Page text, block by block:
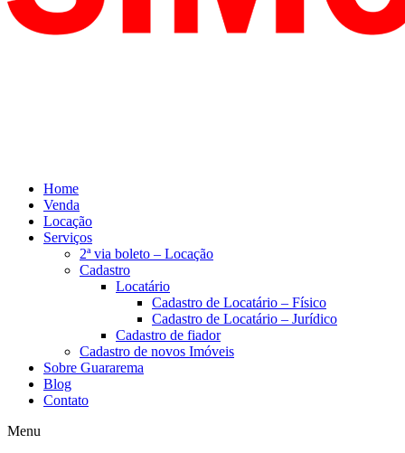
Home
Venda
Locação
Serviços
2ª via boleto – Locação
Cadastro
Locatário
Cadastro de Locatário – Físico
Cadastro de Locatário – Jurídico
Cadastro de fiador
Cadastro de novos Imóveis
Sobre Guararema
Blog
Contato
Menu